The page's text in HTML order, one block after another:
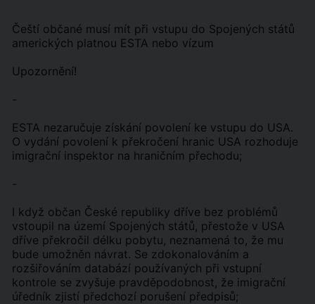
Čeští občané musí mít při vstupu do Spojených států
amerických platnou ESTA nebo vízum
Upozornění!
-
ESTA nezaručuje získání povolení ke vstupu do USA.
O vydání povolení k překročení hranic USA rozhoduje
imigrační inspektor na hraničním přechodu;
-
I když občan České republiky dříve bez problémů
vstoupil na území Spojených států, přestože v USA
dříve překročil délku pobytu, neznamená to, že mu
bude umožněn návrat. Se zdokonalováním a
rozšiřováním databází používaných při vstupní
kontrole se zvyšuje pravděpodobnost, že imigrační
úředník zjistí předchozí porušení předpisů;